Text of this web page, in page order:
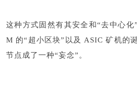
这种方式固然有其安全和“去中心
M 的“超小区块”以及 ASIC 矿机的
节点成了一种“妄念”。